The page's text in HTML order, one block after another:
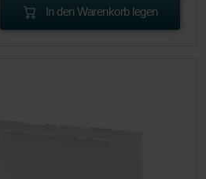
In den Warenkorb legen